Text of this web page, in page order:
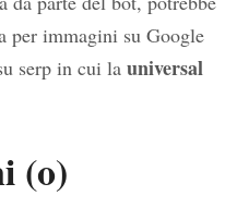
per immagini su Google
serp in cui la universal
(o)